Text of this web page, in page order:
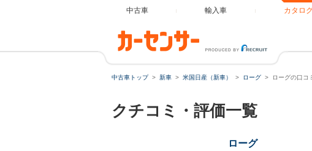
中古車 輸入車 カタロ
中古車トップ 新車 米国日産（新車） ローグ ローグの口コ
クチコミ・評価一覧
ローグ